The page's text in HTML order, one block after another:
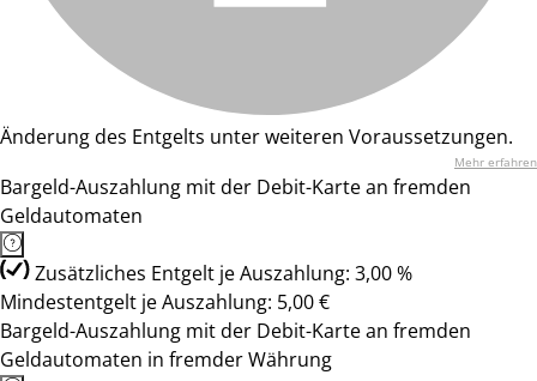
Änderung des Entgelts unter weiteren Voraussetzungen.
Mehr erfahren
Bargeld-Auszahlung mit der Debit-Karte an fremden
Geldautomaten
Zusätzliches Entgelt je Auszahlung: 3,00 %
Mindestentgelt je Auszahlung: 5,00 €
Bargeld-Auszahlung mit der Debit-Karte an fremden
Geldautomaten in fremder Währung